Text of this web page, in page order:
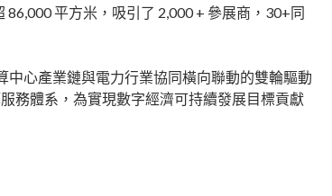
86,000 平方米，吸引了 2,000 + 參展商，30+同
心產業鏈與電力行業協同橫向聯動的雙輪驅動
務體系，為實現數字經濟可持續發展目標貢獻